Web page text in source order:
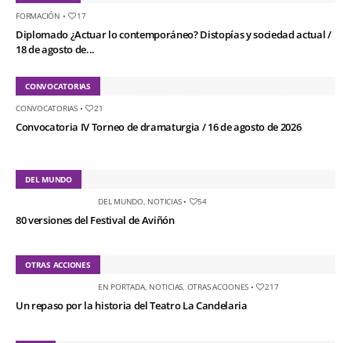
FORMACIÓN • 17
Diplomado ¿Actuar lo contemporáneo? Distopías y sociedad actual /
18 de agosto de...
CONVOCATORIAS
CONVOCATORIAS• 21
Convocatoria IV Torneo de dramaturgia / 16 de agosto de 2026
DEL MUNDO
DEL MUNDO, NOTICIAS• 54
80 versiones del Festival de Aviñón
OTRAS ACCIONES
EN PORTADA, NOTICIAS OTRAS ACCIONES • 217
Un repaso por la historia del Teatro La Candelaria